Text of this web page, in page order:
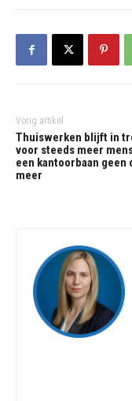
Vorig artikel
Thuiswerken blijft in
voor steeds meer
een kantoorbaan geen
meer